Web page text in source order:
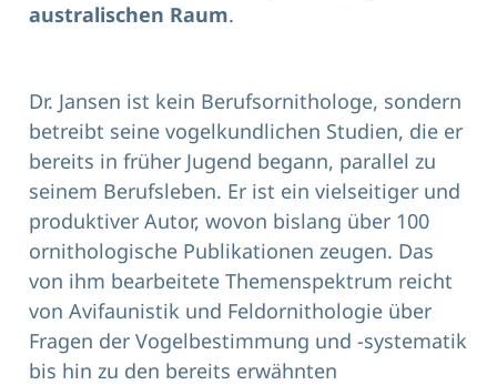
australischen Raum.
Dr. Jansen ist kein Berufsornithologe, sondern
betreibt seine vogelkundlichen Studien, die er
bereits in früher Jugend begann, parallel zu
seinem Berufsleben. Er ist ein vielseitiger und
produktiver Autor, wovon bislang über 100
ornithologische Publikationen zeugen. Das
von ihm bearbeitete Themenspektrum reicht
von Avifaunistik und Feldornithologie über
Fragen der Vogelbestimmung und -systematik
bis hin zu den bereits erwähnten